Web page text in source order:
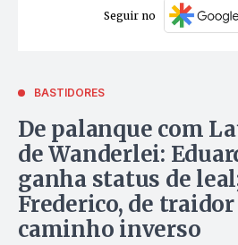
Seguir no
BASTIDORES
De palanque com
de Wanderlei:
ganha status de
Frederico, de
caminho inverso